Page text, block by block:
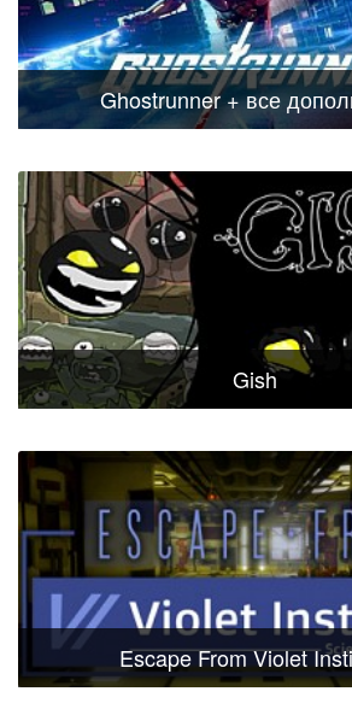
Ghostrunner + все
Gish
Escape From Violet